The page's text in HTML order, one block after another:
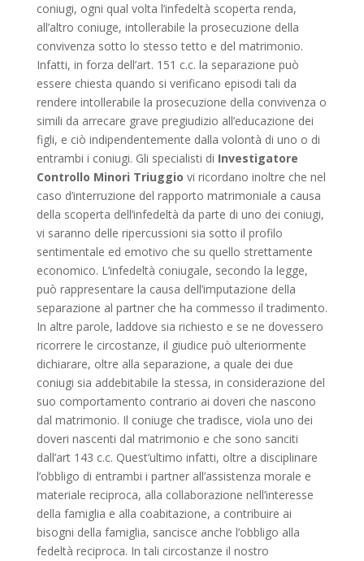
coniugi, ogni qual volta l’infedeltà scoperta renda,
all’altro coniuge, intollerabile la prosecuzione della
convivenza sotto lo stesso tetto e del matrimonio.
Infatti, in forza dell’art. 151 c.c. la separazione può
essere chiesta quando si verificano episodi tali da
rendere intollerabile la prosecuzione della convivenza o
simili da arrecare grave pregiudizio all’educazione dei
figli, e ciò indipendentemente dalla volontà di uno o di
entrambi i coniugi. Gli specialisti di Investigatore
Controllo Minori Triuggio vi ricordano inoltre che nel
caso d’interruzione del rapporto matrimoniale a causa
della scoperta dell’infedeltà da parte di uno dei coniugi,
vi saranno delle ripercussioni sia sotto il profilo
sentimentale ed emotivo che su quello strettamente
economico. L’infedeltà coniugale, secondo la legge,
può rappresentare la causa dell’imputazione della
separazione al partner che ha commesso il tradimento.
In altre parole, laddove sia richiesto e se ne dovessero
ricorrere le circostanze, il giudice può ulteriormente
dichiarare, oltre alla separazione, a quale dei due
coniugi sia addebitabile la stessa, in considerazione del
suo comportamento contrario ai doveri che nascono
dal matrimonio. Il coniuge che tradisce, viola uno dei
doveri nascenti dal matrimonio e che sono sanciti
dall’art 143 c.c. Quest’ultimo infatti, oltre a disciplinare
l’obbligo di entrambi i partner all’assistenza morale e
materiale reciproca, alla collaborazione nell’interesse
della famiglia e alla coabitazione, a contribuire ai
bisogni della famiglia, sancisce anche l’obbligo alla
fedeltà reciproca. In tali circostanze il nostro